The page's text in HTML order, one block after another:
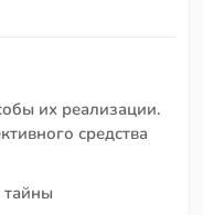
их реализации.
средства
тайны